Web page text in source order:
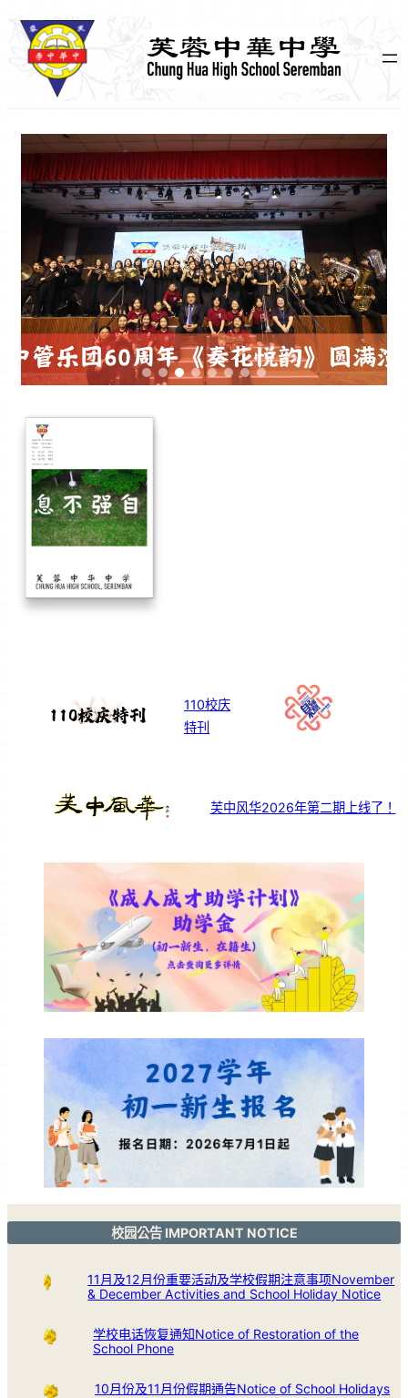
110校庆
特刊
芙中风华2026年第二期上线了！
校园公告 IMPORTANT NOTICE
11月及12月份重要活动及学校假期注意事项November
& December Activities and School Holiday Notice
学校电话恢复通知Notice of Restoration of the
School Phone
10月份及11月份假期通告Notice of School Holidays